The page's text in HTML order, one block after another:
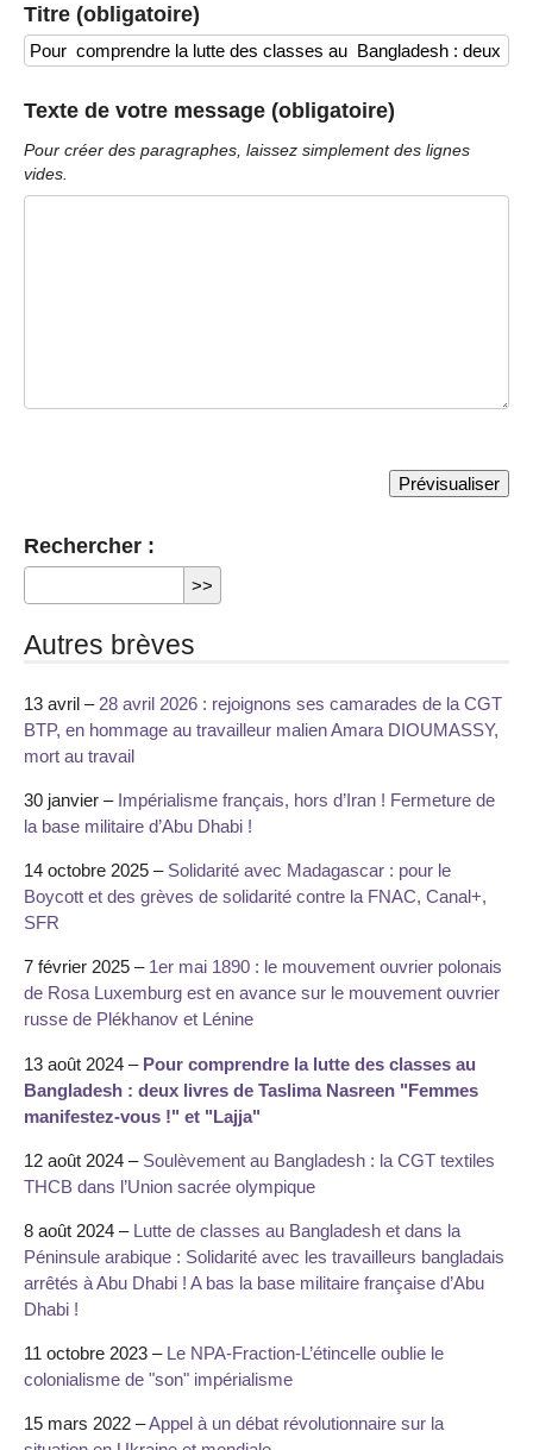
Titre (obligatoire)
Texte de votre message (obligatoire)
Pour créer des paragraphes, laissez simplement des lignes
vides.
Rechercher :
Autres brèves
13 avril – 28 avril 2026 : rejoignons ses camarades de la CGT
BTP, en hommage au travailleur malien Amara DIOUMASSY,
mort au travail
30 janvier – Impérialisme français, hors d’Iran ! Fermeture de
la base militaire d’Abu Dhabi !
14 octobre 2025 – Solidarité avec Madagascar : pour le
Boycott et des grèves de solidarité contre la FNAC, Canal+,
SFR
7 février 2025 – 1er mai 1890 : le mouvement ouvrier polonais
de Rosa Luxemburg est en avance sur le mouvement ouvrier
russe de Plékhanov et Lénine
13 août 2024 – Pour comprendre la lutte des classes au
Bangladesh : deux livres de Taslima Nasreen "Femmes
manifestez-vous !" et "Lajja"
12 août 2024 – Soulèvement au Bangladesh : la CGT textiles
THCB dans l’Union sacrée olympique
8 août 2024 – Lutte de classes au Bangladesh et dans la
Péninsule arabique : Solidarité avec les travailleurs bangladais
arrêtés à Abu Dhabi ! A bas la base militaire française d’Abu
Dhabi !
11 octobre 2023 – Le NPA-Fraction-L’étincelle oublie le
colonialisme de "son" impérialisme
15 mars 2022 –Appel à un débat révolutionnaire sur la